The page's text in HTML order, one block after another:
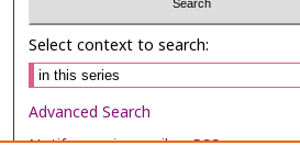
Select context to search:
Advanced Search
Notify me via email orRSS